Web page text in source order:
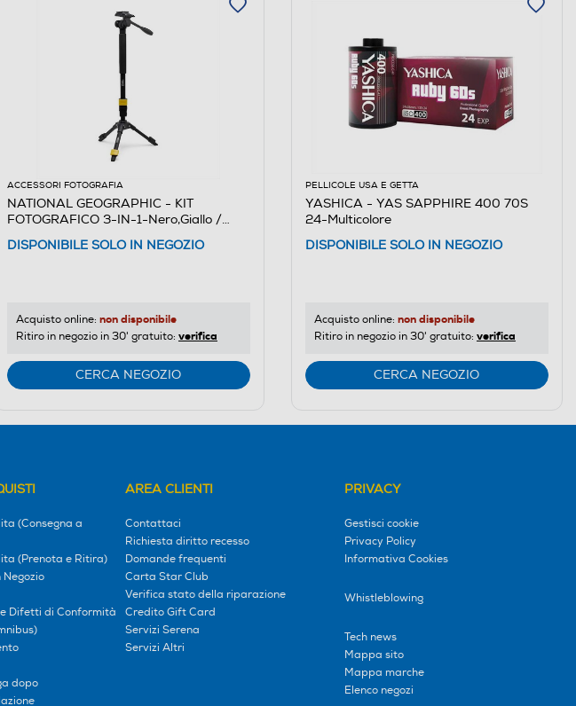
ACCESSORI FOTOGRAFIA
NATIONAL GEOGRAPHIC - KIT
FOTOGRAFICO 3-IN-1-Nero,Giallo /
DISPONIBILE SOLO IN NEGOZIO
Acquisto online: non disponibile
Ritiro in negozio in 30' gratuito: verifica
CERCA NEGOZIO
PELLICOLE USA E GETTA
YASHICA - YAS SAPPHIRE 400 70S
24-Multicolore
DISPONIBILE SOLO IN NEGOZIO
Acquisto online: non disponibile
Ritiro in negozio in 30' gratuito: verifica
CERCA NEGOZIO
(Consegna a
(Prenota e Ritira)
Difetti di Conformità
dopo
AREA CLIENTI
Contattaci
Richiesta diritto recesso
Domande frequenti
Carta Star Club
Verifica stato della riparazione
Credito Gift Card
Servizi Serena
Servizi Altri
PRIVACY
Gestisci cookie
Privacy Policy
Informativa Cookies
Whistleblowing
Tech news
Mappa sito
Mappa marche
Elenco negozi